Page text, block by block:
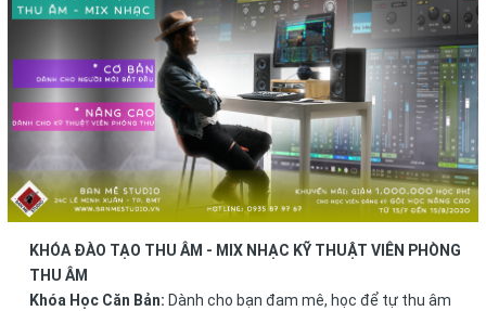
KHÓA ĐÀO TẠO THU ÂM - MIX NHẠC KỸ THUẬT VIÊN PHÒNG
THU ÂM
Khóa Học Căn Bản: Dành cho bạn đam mê, học để tự thu âm